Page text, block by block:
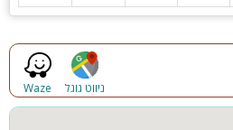
קבוצות, מגוון אירועים, ימי הולדת,
Waze ניווט גוגל